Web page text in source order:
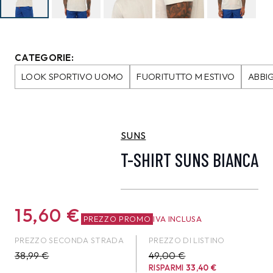
CATEGORIE:
LOOK SPORTIVO UOMO
FUORITUTTO M ESTIVO
SUNS
T-SHIRT SUNS BIANCA
15,60 € PREZZO PROMO IVA INCLUSA
PREZZO SECONDA STRADA
38,99€
PREZZO DI LISTINO
49,00 €
RISPARMI33,40€